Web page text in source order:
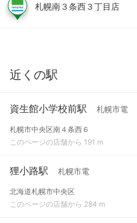
札幌南３条西３丁目店
近くの駅
資生館小学校前駅 札幌市電
札幌市中央区南４条西６
このページの店舗から 191 m
狸小路駅 札幌市電
北海道札幌市中央区
このページの店舗から 284 m